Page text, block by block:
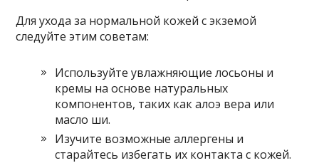
Для ухода за нормальной кожей с экземой
следуйте этим советам:
Используйте увлажняющие лосьоны и
кремы на основе натуральных
компонентов, таких как алоэ вера или
масло ши.
Изучите возможные аллергены и
старайтесь избегать их контакта с кожей.